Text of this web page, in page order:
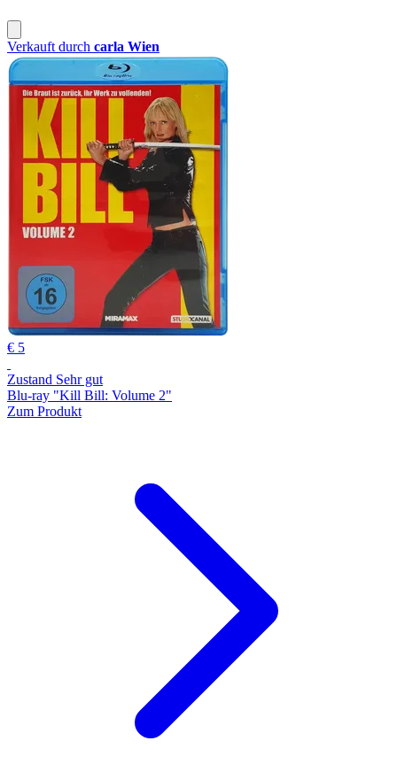
Verkauft durch carla Wien
€ 5
Zustand Sehr gut
Blu-ray "Kill Bill: Volume 2"
Zum Produkt